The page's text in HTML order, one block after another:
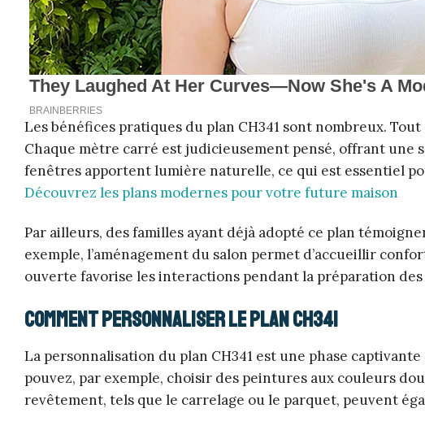
Les bénéfices pratiques du plan CH341 sont nombreux.
Chaque mètre carré est judicieusement pensé, offrant une
fenêtres apportent lumière naturelle, ce qui est essentiel
Découvrez les plans modernes pour votre future maison
Par ailleurs, des familles ayant déjà adopté ce plan
exemple, l’aménagement du salon permet d’accueillir
ouverte favorise les interactions pendant la préparation des
Comment personnaliser le plan CH341
La personnalisation du plan CH341 est une phase
pouvez, par exemple, choisir des peintures aux couleurs
revêtement, tels que le carrelage ou le parquet, peuvent